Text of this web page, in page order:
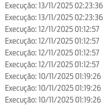
Execução: 13/11/2025 02:23:36
Execução: 13/11/2025 02:23:36
Execução: 12/11/2025 01:12:57
Execução: 12/11/2025 01:12:57
Execução: 12/11/2025 01:12:57
Execução: 12/11/2025 01:12:57
Execução: 10/11/2025 01:19:26
Execução: 10/11/2025 01:19:26
Execução: 10/11/2025 01:19:26